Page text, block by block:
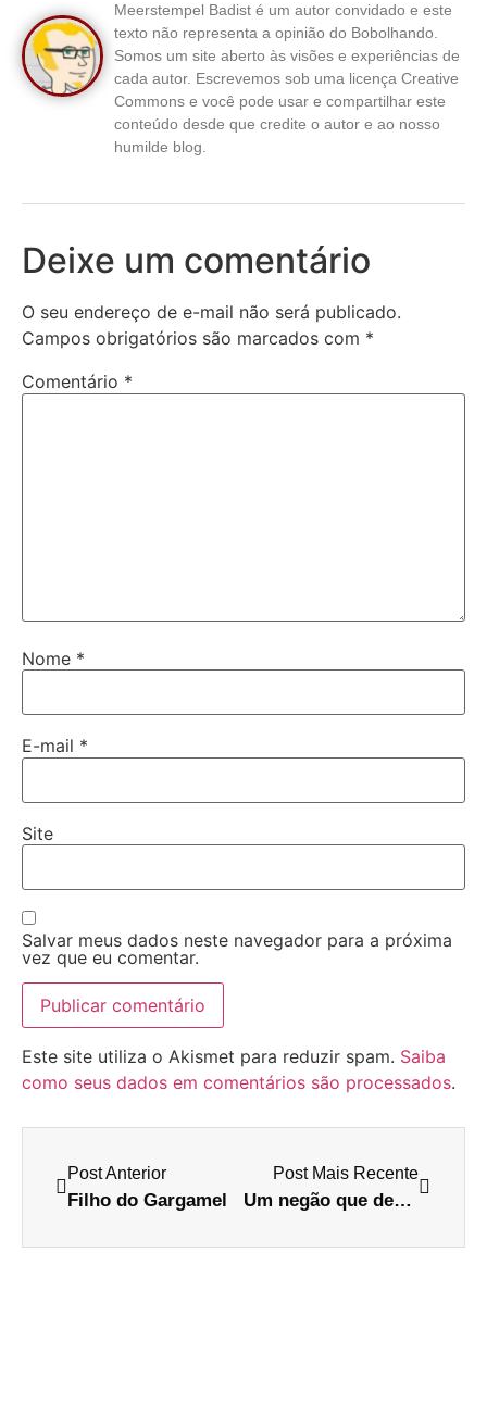
Meerstempel Badist é um autor convidado e este
texto não representa a opinião do Bobolhando.
Somos um site aberto às visões e experiências de
cada autor. Escrevemos sob uma licença Creative
Commons e você pode usar e compartilhar este
conteúdo desde que credite o autor e ao nosso
humilde blog.
Deixe um comentário
O seu endereço de e-mail não será publicado.
Campos obrigatórios são marcados com *
Comentário *
Nome *
E-mail *
Site
Salvar meus dados neste navegador para a próxima
vez que eu comentar.
Este site utiliza o Akismet para reduzir spam. Saiba
como seus dados em comentários são processados.
Post Anterior
Filho do Gargamel
Post Mais Recente
Um negão que desmaia com COSQUINHA??? o.O